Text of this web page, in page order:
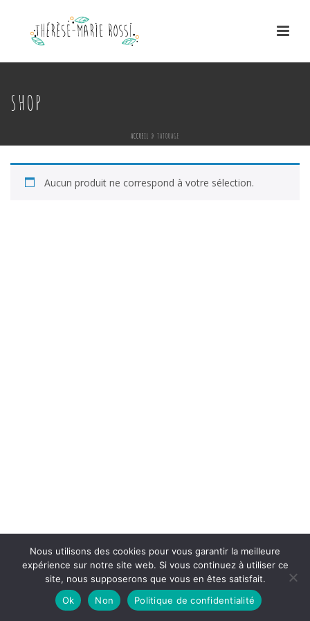
SHOP
ACCUEIL » TATOUAGE
Aucun produit ne correspond à votre sélection.
0
Nous utilisons des cookies pour vous garantir la meilleure
expérience sur notre site web. Si vous continuez à utiliser ce
site, nous supposerons que vous en êtes satisfait.
Ok
Non Politique de confidentialité